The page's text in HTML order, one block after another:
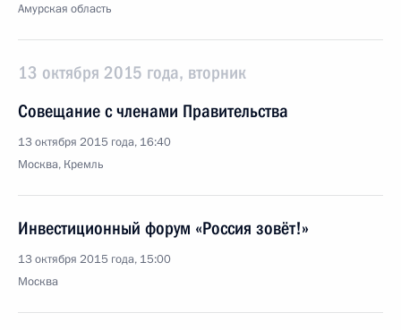
Амурская область
13 октября 2015 года, вторник
Совещание с членами Правительства
13 октября 2015 года, 16:40
Москва, Кремль
Инвестиционный форум «Россия зовёт!»
13 октября 2015 года, 15:00
Москва